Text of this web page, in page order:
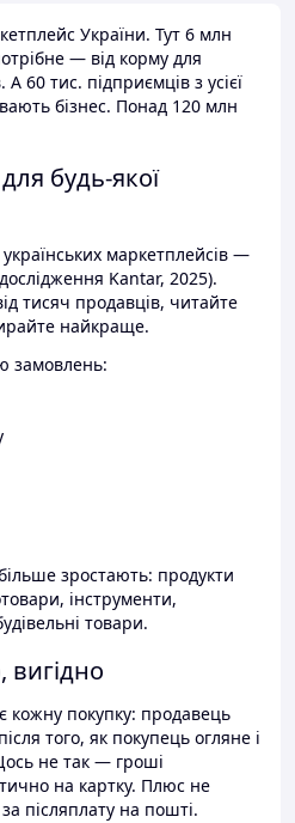
України. Тут 6 млн
— від корму для
60 тис. підприємців з усієї
бізнес. Понад 120 млн
будь-якої
маркетплейсів —
Kantar, 2025).
тисяч продавців, читайте
найкраще.
замовлень:
зростають: продукти
інструменти,
товари.
вигідно
кожну покупку: продавець
того, як покупець огляне і
не так — гроші
на картку. Плюс не
післяплату на пошті.